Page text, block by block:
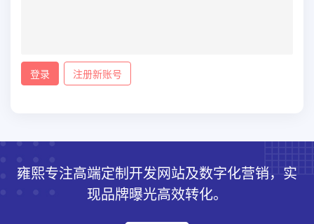
登录 注册新账号
雍熙专注高端定制开发网站及数字化营销，实
现品牌曝光高效转化。